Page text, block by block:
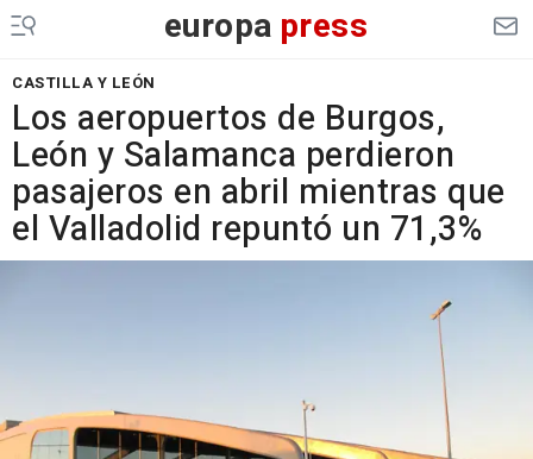
europa press
CASTILLA Y LEÓN
Los aeropuertos de Burgos,
León y Salamanca perdieron
pasajeros en abril mientras que
el Valladolid repuntó un 71,3%